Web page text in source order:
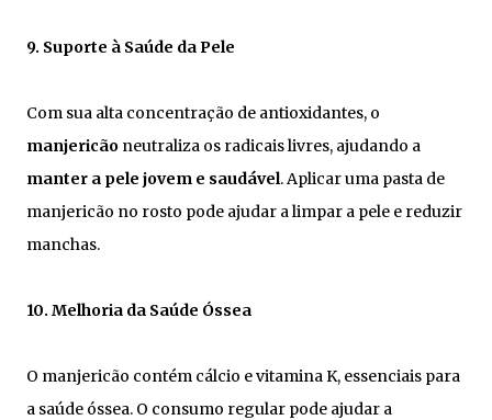
9. Suporte à Saúde da Pele
Com sua alta concentração de antioxidantes, o
manjericão neutraliza os radicais livres, ajudando a
manter a pele jovem e saudável. Aplicar uma pasta de
manjericão no rosto pode ajudar a limpar a pele e reduzir
manchas.
10. Melhoria da Saúde Óssea
O manjericão contém cálcio e vitamina K, essenciais para
a saúde óssea. O consumo regular pode ajudar a